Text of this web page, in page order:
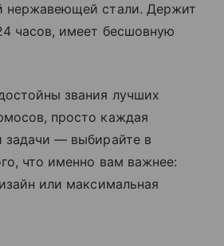
нержавеющей стали. Держит
часов, имеет бесшовную
звания лучших
просто каждая
задачи — выбирайте в
что именно вам важнее:
или максимальная